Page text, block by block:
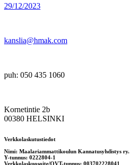
29/12/2023
kanslia@hmak.com
puh: 050 435 1060
Kornetintie 2b
00380 HELSINKI
Verkkolaskutustiedot
Nimi: Maalariammattikoulun Kannatusyhdistys ry.
Y-tunnus: 0222804-1
Verkkolaskuosoite/OVT-tunnus: 003702228041